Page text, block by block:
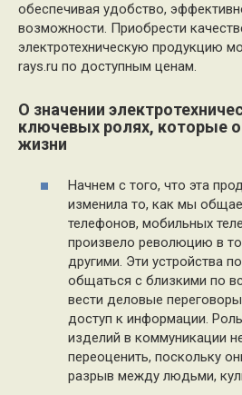
обеспечивая удобство,
возможности. Приобрести
электротехническую продукцию
rays.ru по доступным ценам.
О значении
ключевых ролях, которые
жизни
Начнем с того, что эта
изменила то, как мы
телефонов, мобильных
произвело революцию в
другими. Эти устройства
общаться с близкими по
вести деловые
доступ к информации.
изделий в коммуникации
переоценить, поскольку
разрыв между людьми,